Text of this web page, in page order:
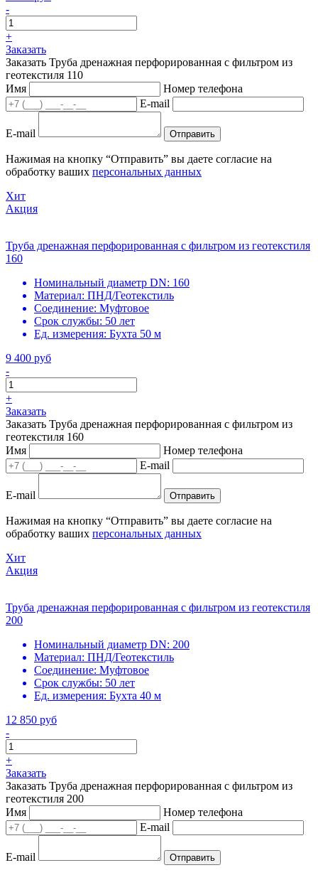
-
+
Заказать
Заказать Труба дренажная перфорированная с фильтром из
геотекстиля 110
Имя
Номер телефона
E-mail
E-mail Отправить
Нажимая на кнопку “Отправить” вы даете согласие на
обработку ваших персональных данных
Хит
Акция
Труба дренажная перфорированная с фильтром из геотекстиля
160
Номинальный диаметр DN: 160
Материал: ПНД/Геотекстиль
Соединение: Муфтовое
Срок службы: 50 лет
Ед. измерения: Бухта 50 м
9 400 руб
-
+
Заказать
Заказать Труба дренажная перфорированная с фильтром из
геотекстиля 160
Имя
Номер телефона
E-mail
E-mail Отправить
Нажимая на кнопку “Отправить” вы даете согласие на
обработку ваших персональных данных
Хит
Акция
Труба дренажная перфорированная с фильтром из геотекстиля
200
Номинальный диаметр DN: 200
Материал: ПНД/Геотекстиль
Соединение: Муфтовое
Срок службы: 50 лет
Ед. измерения: Бухта 40 м
12 850 руб
-
+
Заказать
Заказать Труба дренажная перфорированная с фильтром из
геотекстиля 200
Имя
Номер телефона
E-mail
E-mail Отправить